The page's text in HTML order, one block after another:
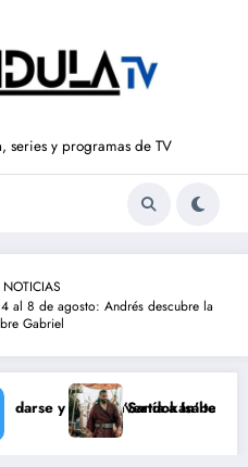
series y programas de TV
NOTICIAS
4 al 8 de agosto: Andrés descubre la
Gabriel
a Isabel Pantoja en la
‘Sandokán’ tendrá segunda